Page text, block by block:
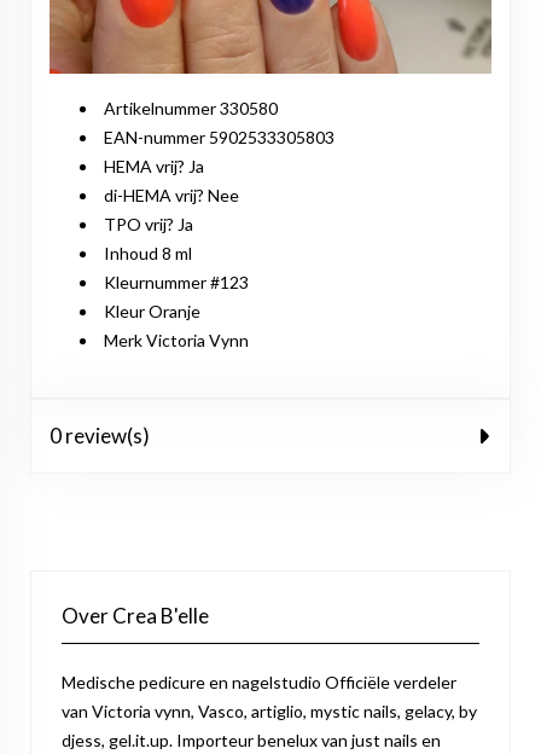
Artikelnummer 330580
EAN-nummer 5902533305803
HEMA vrij? Ja
di-HEMA vrij? Nee
TPO vrij? Ja
Inhoud 8 ml
Kleurnummer #123
Kleur Oranje
Merk Victoria Vynn
0 review(s)
Over Crea B'elle
Medische pedicure en nagelstudio Officiële verdeler
van Victoria vynn, Vasco, artiglio, mystic nails, gelacy, by
djess, gel.it.up. Importeur benelux van just nails en